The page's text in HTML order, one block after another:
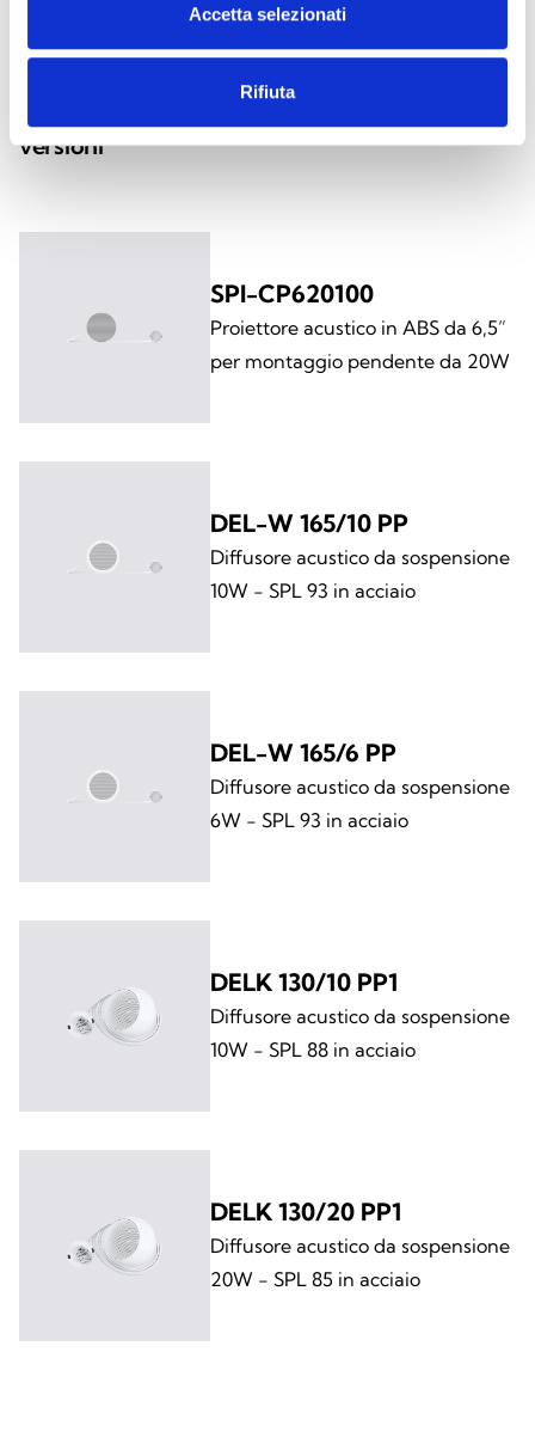
Accetta selezionati
Rifiuta
Questo prodotto è disponibile nelle seguenti
versioni
SPI-CP620100
Proiettore acustico in ABS da 6,5”
per montaggio pendente da 20W
DEL-W 165/10 PP
Diffusore acustico da sospensione
10W - SPL 93 in acciaio
DEL-W 165/6 PP
Diffusore acustico da sospensione
6W - SPL 93 in acciaio
DELK 130/10 PP1
Diffusore acustico da sospensione
10W - SPL 88 in acciaio
DELK 130/20 PP1
Diffusore acustico da sospensione
20W - SPL 85 in acciaio